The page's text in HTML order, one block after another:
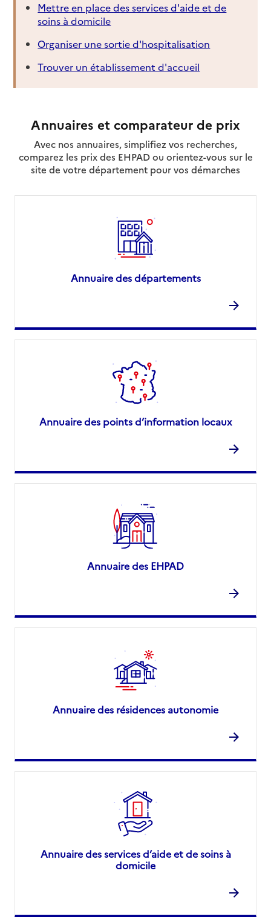
Mettre en place des services d'aide et de
soins à domicile
Organiser une sortie d'hospitalisation
Trouver un établissement d'accueil
Annuaires et comparateur de prix
Avec nos annuaires, simplifiez vos recherches,
comparez les prix des EHPAD ou orientez-vous sur le
site de votre département pour vos démarches
Annuaire des départements
Annuaire des points d’information locaux
Annuaire des EHPAD
Annuaire des résidences autonomie
Annuaire des services d’aide et de soins à
domicile